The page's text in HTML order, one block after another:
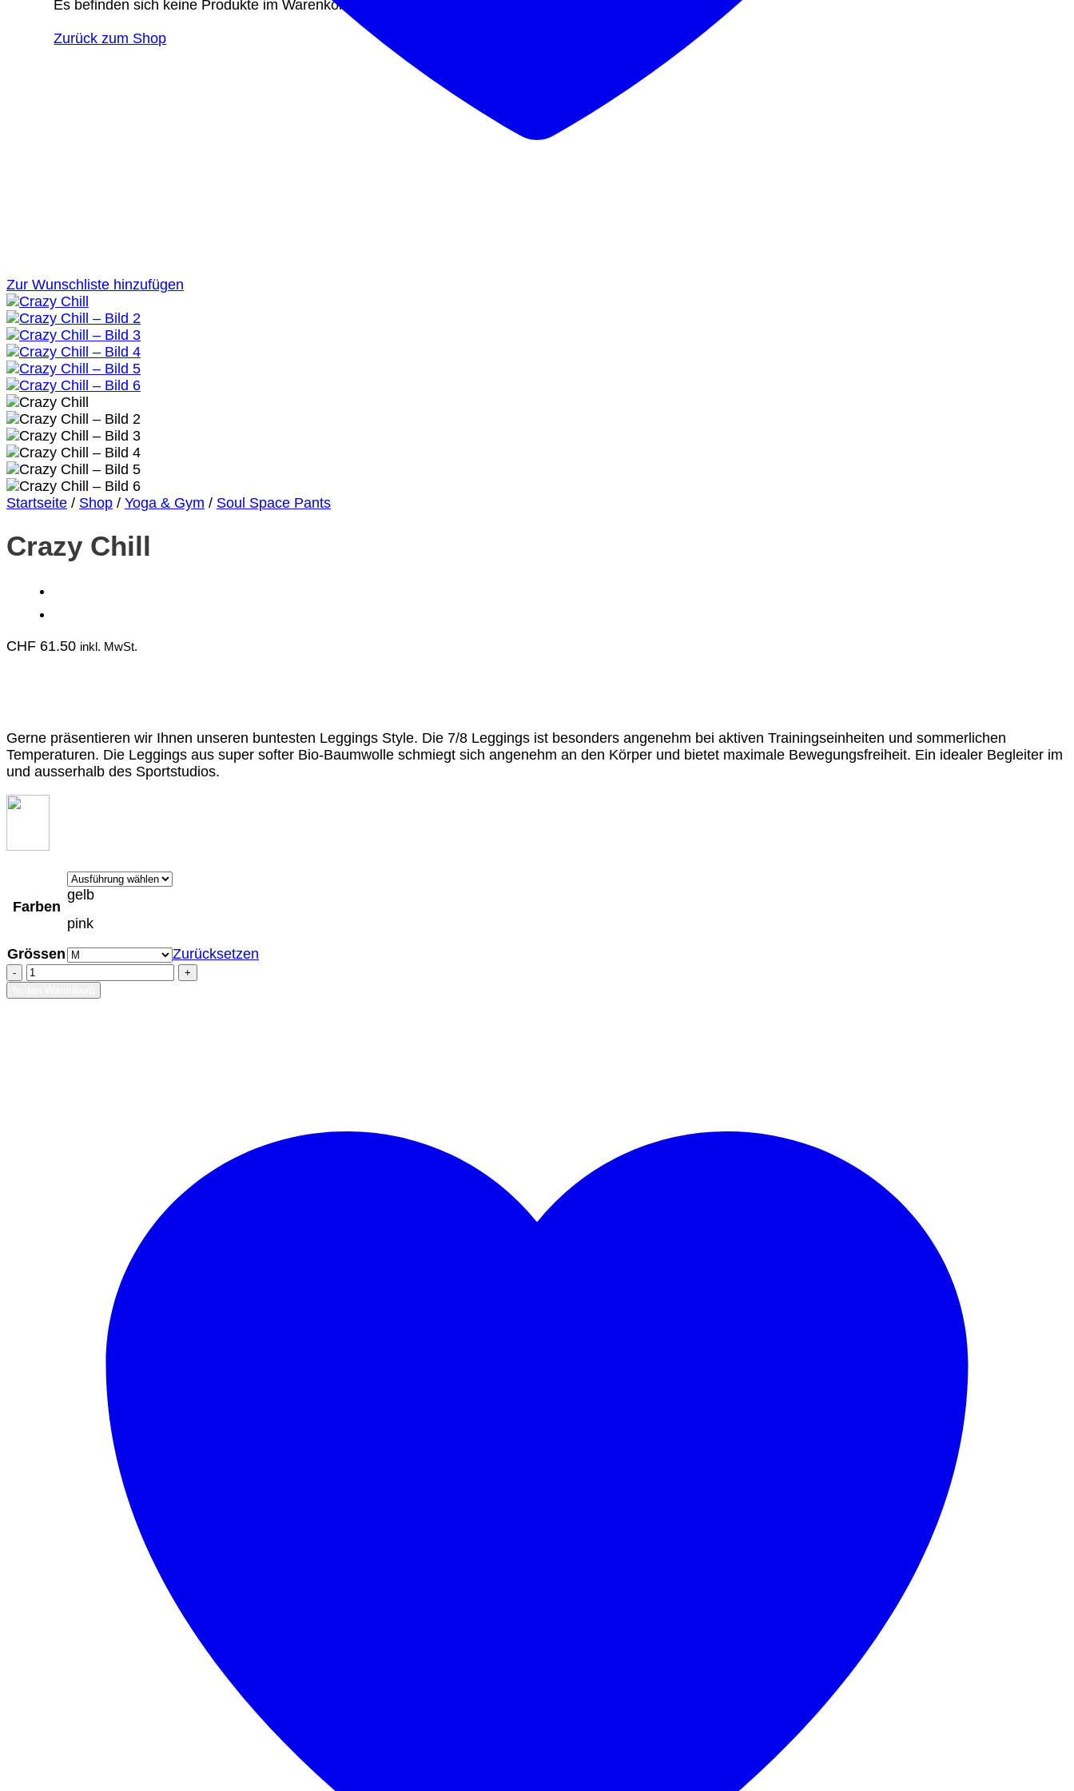
Es befinden sich keine Produkte im Warenkorb.
Zurück zum Shop
Zur Wunschliste hinzufügen
Startseite / Shop / Yoga & Gym / Soul Space Pants
Crazy Chill
CHF 61.50 inkl. MwSt.
Gerne präsentieren wir Ihnen unseren buntesten Leggings Style. Die 7/8 Leggings ist besonders angenehm bei aktiven Trainingseinheiten und sommerlichen
Temperaturen. Die Leggings aus super softer Bio-Baumwolle schmiegt sich angenehm an den Körper und bietet maximale Bewegungsfreiheit. Ein idealer Begleiter im
und ausserhalb des Sportstudios.
Farben
gelb
pink
Grössen
Zurücksetzen
Crazy
Chill
Menge